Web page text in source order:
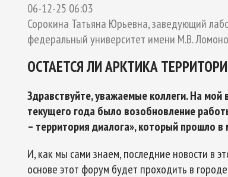
06-12-25 06:03
Сорокина Татьяна Юрьевна, заведующий
федеральный университет имени М.В.
ОСТАЕТСЯ ЛИ АРКТИКА
Здравствуйте, уважаемые коллеги. На
текущего года было возобновление
– территория диалога», который прошло
И, как мы сами знаем, последние новости в
основе этот форум будет проходить в